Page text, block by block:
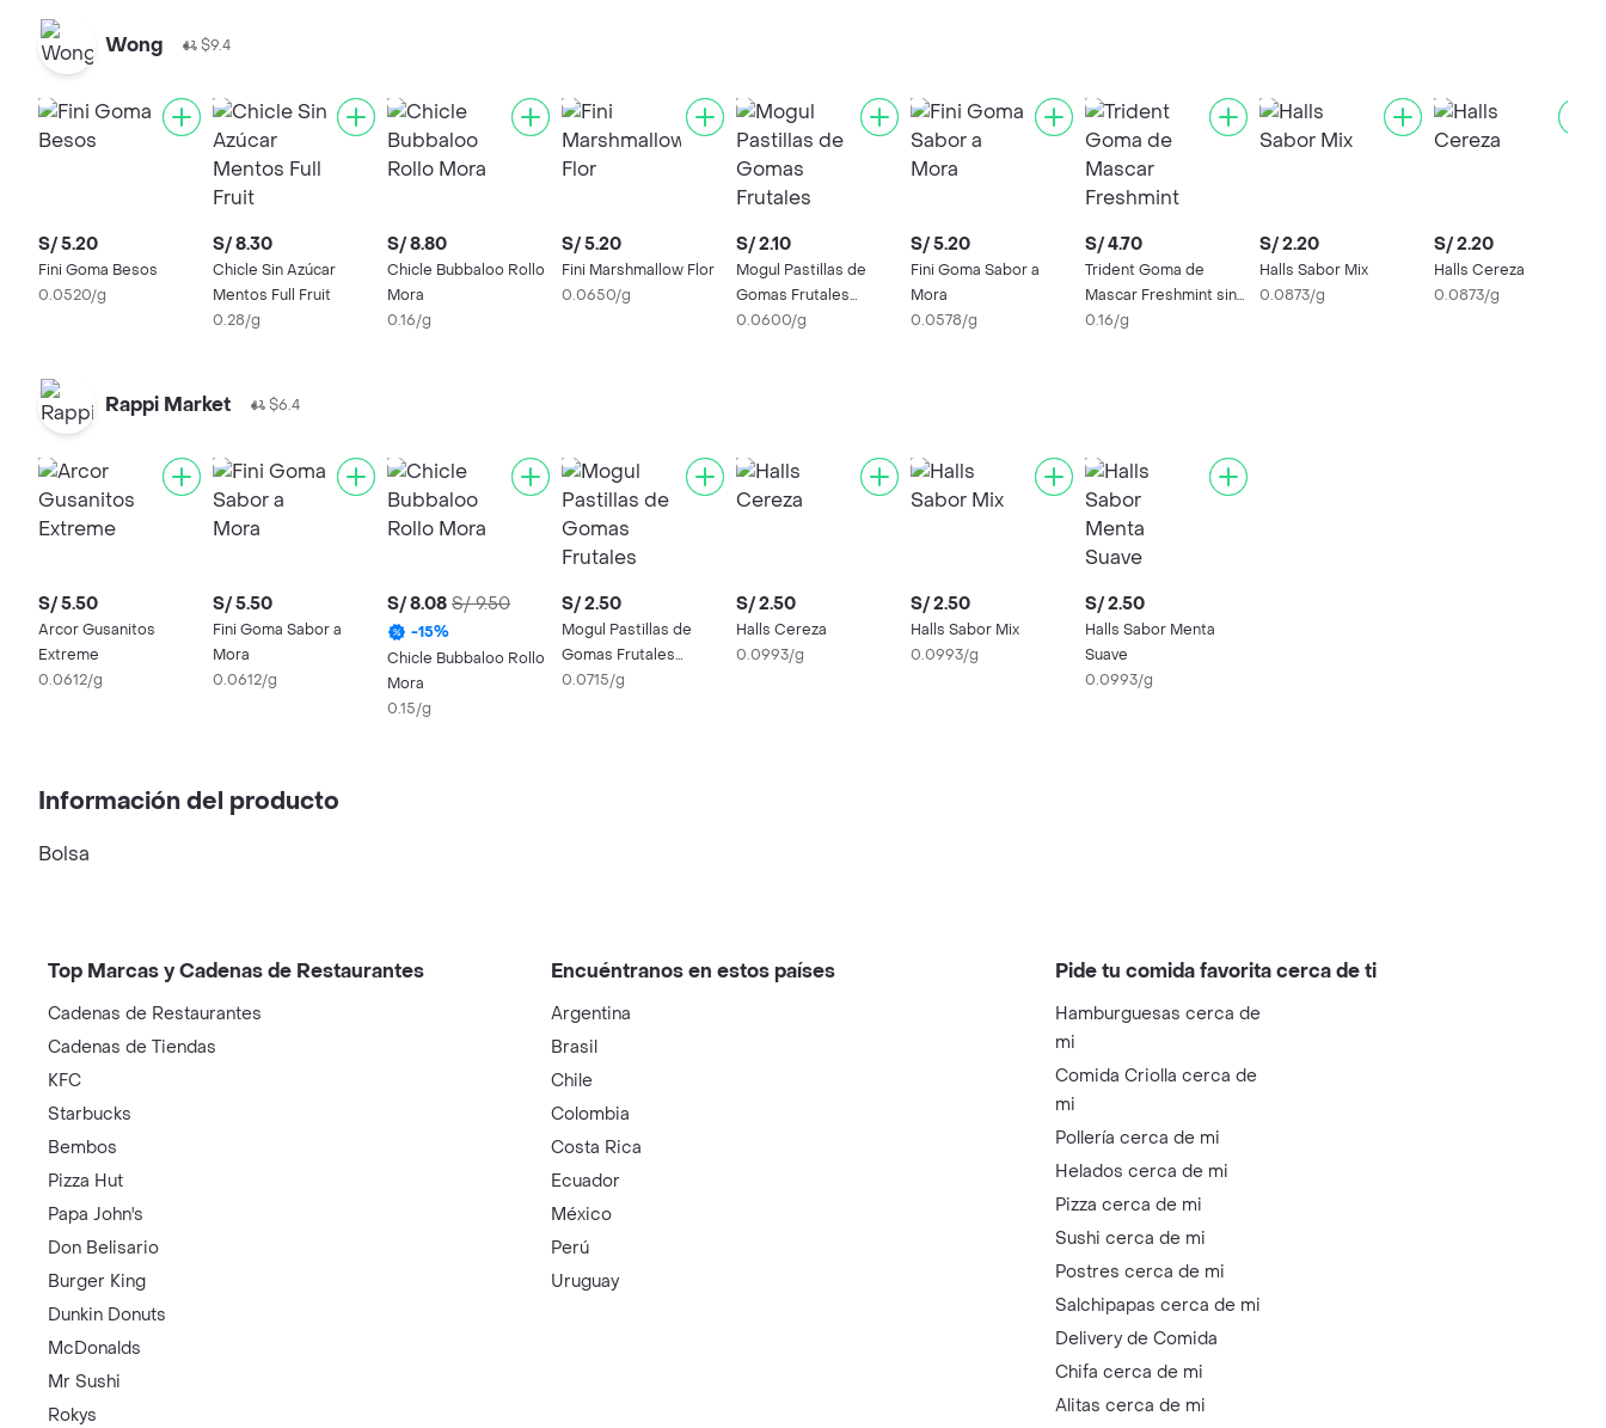
Wong $9.4
S/ 5.20
Fini Goma Besos
0.0520/g
S/ 8.30
Chicle Sin Azúcar
Mentos Full Fruit
0.28/g
S/ 8.80
Chicle Bubbaloo Rollo
Mora
0.16/g
S/ 5.20
Fini Marshmallow Flor
0.0650/g
S/ 2.10
Mogul Pastillas de
Gomas Frutales
Extreme
0.0600/g
S/ 5.20
Fini Goma Sabor a
Mora
0.0578/g
S/ 4.70
Trident Goma de
Mascar Freshmint sin
Azúcar
0.16/g
S/ 2.20
Halls Sabor Mix
0.0873/g
S/ 2.20
Halls Cereza
0.0873/g
Rappi Market $6.4
S/ 5.50
Arcor Gusanitos
Extreme
0.0612/g
S/ 5.50
Fini Goma Sabor a
Mora
0.0612/g
S/ 8.08 S/ 9.50
-15%
Chicle Bubbaloo Rollo
Mora
0.15/g
S/ 2.50
Mogul Pastillas de
Gomas Frutales
Extreme
0.0715/g
S/ 2.50
Halls Cereza
0.0993/g
S/ 2.50
Halls Sabor Mix
0.0993/g
S/ 2.50
Halls Sabor Menta
Suave
0.0993/g
Información del producto
Bolsa
Top Marcas y Cadenas de Restaurantes
Cadenas de Restaurantes
Cadenas de Tiendas
KFC
Starbucks
Bembos
Pizza Hut
Papa John's
Don Belisario
Burger King
Dunkin Donuts
McDonalds
Mr Sushi
Rokys
Encuéntranos en estos países
Argentina
Brasil
Chile
Colombia
Costa Rica
Ecuador
México
Perú
Uruguay
Pide tu comida favorita cerca de ti
Hamburguesas cerca de
mi
Comida Criolla cerca de
mi
Pollería cerca de mi
Helados cerca de mi
Pizza cerca de mi
Sushi cerca de mi
Postres cerca de mi
Salchipapas cerca de mi
Delivery de Comida
Chifa cerca de mi
Alitas cerca de mi